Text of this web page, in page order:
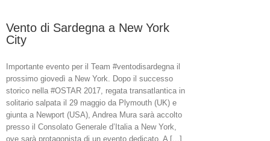
Vento di Sardegna a New York
City
Importante evento per il Team #ventodisardegna il
prossimo giovedì a New York. Dopo il successo
storico nella #OSTAR 2017, regata transatlantica in
solitario salpata il 29 maggio da Plymouth (UK) e
giunta a Newport (USA), Andrea Mura sarà accolto
presso il Consolato Generale d’Italia a New York,
ove sarà protagonista di un evento dedicato. A [...]